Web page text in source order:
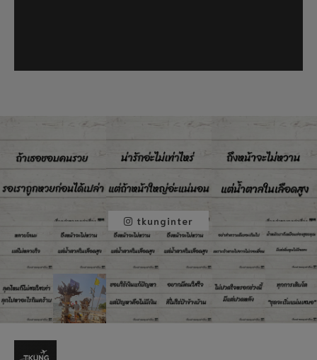
tkunginter